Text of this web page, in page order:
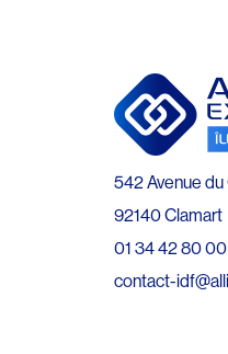
542 Avenue
92140 Clamart
01 34 42 80 00
contact-